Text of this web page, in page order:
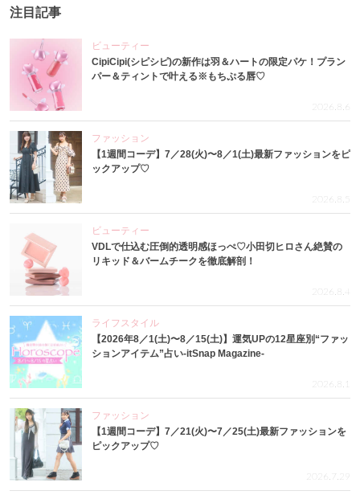
注目記事
ビューティー
CipiCipi(シピシピ)の新作は羽＆ハートの限定パケ！プラン
パー＆ティントで叶える※もちぷる唇♡
2026.8.6
ファッション
【1週間コーデ】7／28(火)〜8／1(土)最新ファッションをピ
ックアップ♡
2026.8.5
ビューティー
VDLで仕込む圧倒的透明感ほっぺ♡小田切ヒロさん絶賛の
リキッド＆バームチークを徹底解剖！
2026.8.4
ライフスタイル
【2026年8／1(土)〜8／15(土)】運気UPの12星座別“ファッ
ションアイテム”占い-itSnap Magazine-
2026.8.1
ファッション
【1週間コーデ】7／21(火)〜7／25(土)最新ファッションを
ピックアップ♡
2026.7.29